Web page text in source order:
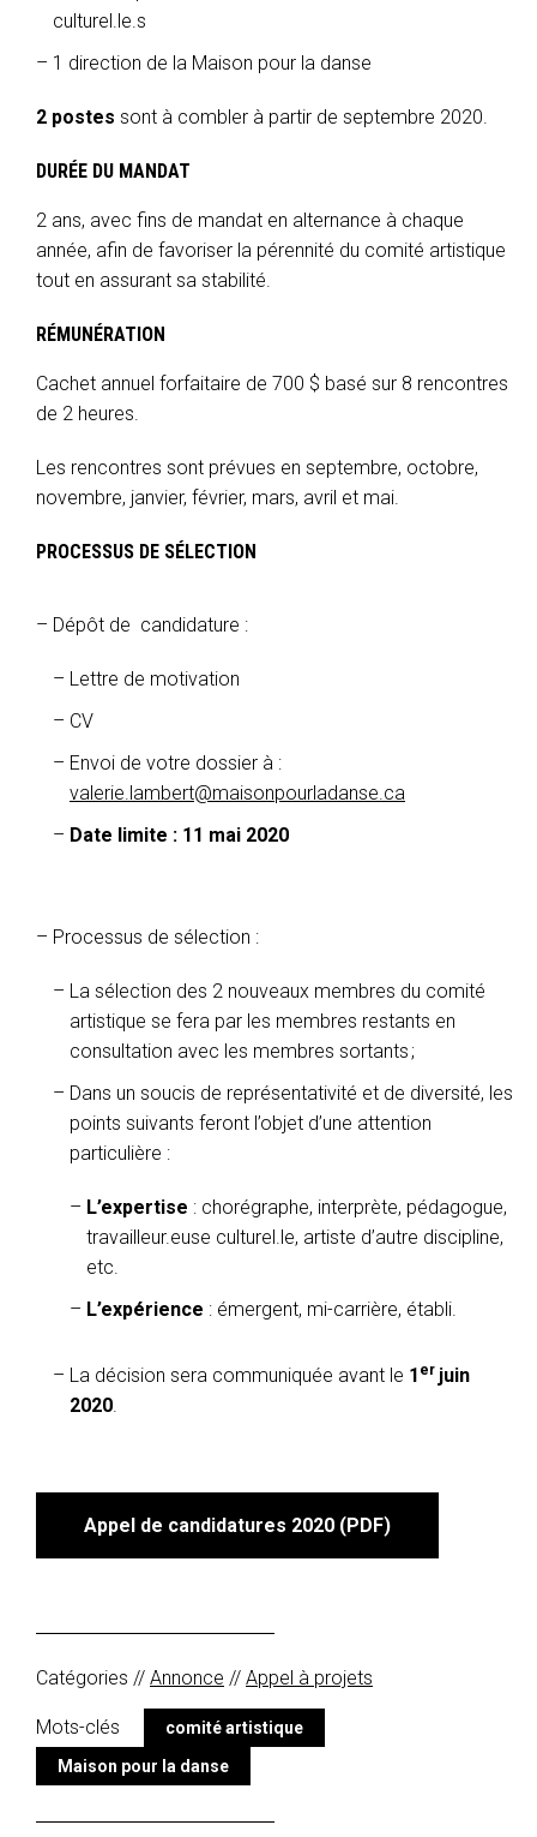
culturel.le.s
1 direction de la Maison pour la danse
2 postes sont à combler à partir de septembre 2020.
DURÉE DU MANDAT
2 ans, avec fins de mandat en alternance à chaque
année, afin de favoriser la pérennité du comité artistique
tout en assurant sa stabilité.
RÉMUNÉRATION
Cachet annuel forfaitaire de 700 $ basé sur 8 rencontres
de 2 heures.
Les rencontres sont prévues en septembre, octobre,
novembre, janvier, février, mars, avril et mai.
PROCESSUS DE SÉLECTION
Dépôt de candidature :
Lettre de motivation
CV
Envoi de votre dossier à :
valerie.lambert@maisonpourladanse.ca
Date limite : 11 mai 2020
Processus de sélection :
La sélection des 2 nouveaux membres du comité
artistique se fera par les membres restants en
consultation avec les membres sortants ;
Dans un soucis de représentativité et de diversité, les
points suivants feront l’objet d’une attention
particulière :
L’expertise : chorégraphe, interprète, pédagogue,
travailleur.euse culturel.le, artiste d’autre discipline,
etc.
L’expérience : émergent, mi-carrière, établi.
La décision sera communiquée avant le 1 er juin
2020.
Appel de candidatures 2020 (PDF)
Catégories // Annonce // Appel à projets
Mots-clés
comité artistique
Maison pour la danse